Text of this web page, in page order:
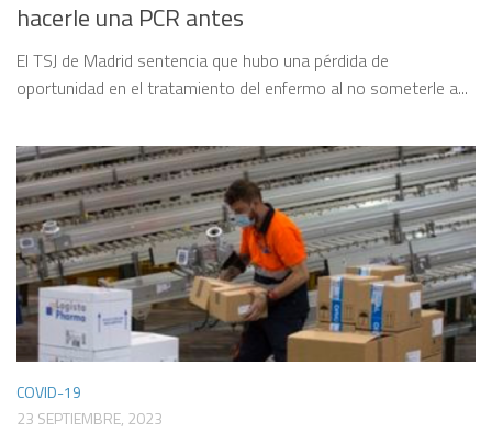
hacerle una PCR antes
El TSJ de Madrid sentencia que hubo una pérdida de
oportunidad en el tratamiento del enfermo al no someterle a...
COVID-19
23 SEPTIEMBRE, 2023